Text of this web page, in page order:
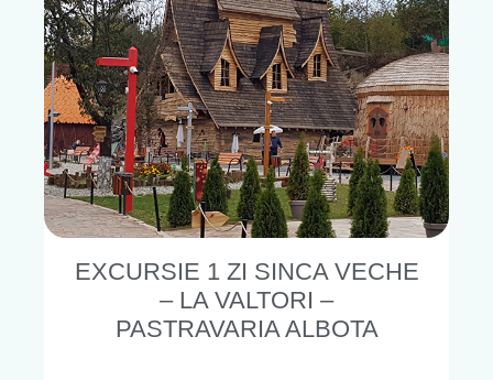
EXCURSIE 1 ZI SINCA VECHE
– LA VALTORI –
PASTRAVARIA ALBOTA